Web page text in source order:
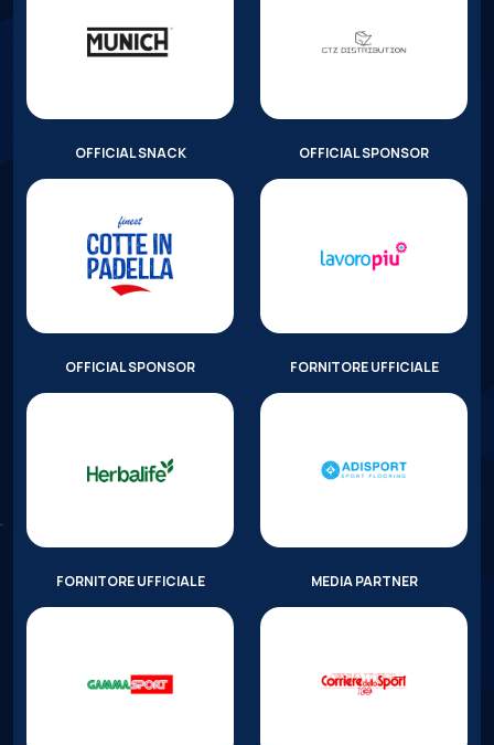
OFFICIAL SNACK OFFICIAL SPONSOR
OFFICIAL SPONSOR FORNITORE UFFICIALE
FORNITORE UFFICIALE MEDIA PARTNER